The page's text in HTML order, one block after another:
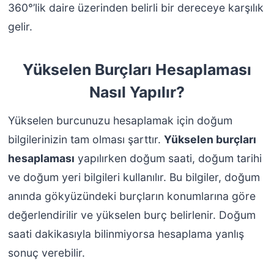
360°’lik daire üzerinden belirli bir dereceye karşılık
gelir.
Yükselen Burçları Hesaplaması
Nasıl Yapılır?
Yükselen burcunuzu hesaplamak için doğum
bilgilerinizin tam olması şarttır. Yükselen burçları
hesaplaması yapılırken doğum saati, doğum tarihi
ve doğum yeri bilgileri kullanılır. Bu bilgiler, doğum
anında gökyüzündeki burçların konumlarına göre
değerlendirilir ve yükselen burç belirlenir. Doğum
saati dakikasıyla bilinmiyorsa hesaplama yanlış
sonuç verebilir.